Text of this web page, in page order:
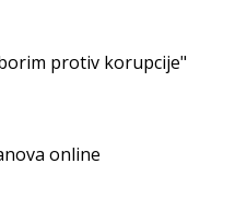
protiv korupcije"
online